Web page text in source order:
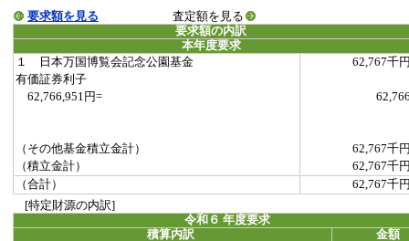
要求額を見る
査定額を見る
要求額の内訳
本年度要求
１ 日本万国博覧会記念公園基金
62,767千
有価証券利子
62,766,951円=
（その他基金積立金計）
62,767千
（積立金計）
62,767千
（合計）
62,767千
[特定財源の内訳]
令和６ 年度要求
積算内訳
金額